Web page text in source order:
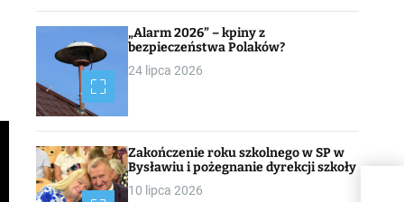
„Alarm 2026” – kpiny z
bezpieczeństwa Polaków?
24 lipca 2026
Zakończenie roku szkolnego w SP w
Bysławiu i pożegnanie dyrekcji szkoły
10 lipca 2026